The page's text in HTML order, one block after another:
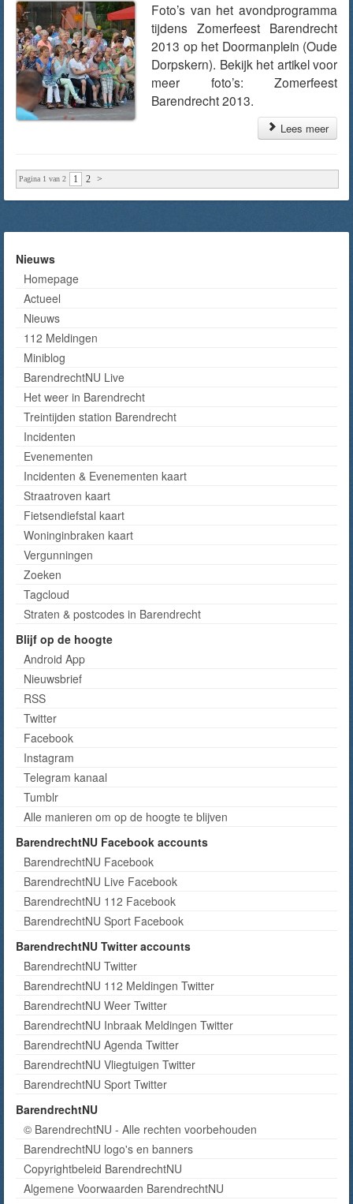
Foto’s van het avondprogramma
tijdens Zomerfeest Barendrecht
2013 op het Doormanplein (Oude
Dorpskern). Bekijk het artikel voor
meer foto’s: Zomerfeest
Barendrecht 2013.
Lees meer
Pagina 1 van 2 1 2 >
Nieuws
Homepage
Actueel
Nieuws
112 Meldingen
Miniblog
BarendrechtNU Live
Het weer in Barendrecht
Treintijden station Barendrecht
Incidenten
Evenementen
Incidenten & Evenementen kaart
Straatroven kaart
Fietsendiefstal kaart
Woninginbraken kaart
Vergunningen
Zoeken
Tagcloud
Straten & postcodes in Barendrecht
Blijf op de hoogte
Android App
Nieuwsbrief
RSS
Twitter
Facebook
Instagram
Telegram kanaal
Tumblr
Alle manieren om op de hoogte te blijven
BarendrechtNU Facebook accounts
BarendrechtNU Facebook
BarendrechtNU Live Facebook
BarendrechtNU 112 Facebook
BarendrechtNU Sport Facebook
BarendrechtNU Twitter accounts
BarendrechtNU Twitter
BarendrechtNU 112 Meldingen Twitter
BarendrechtNU Weer Twitter
BarendrechtNU Inbraak Meldingen Twitter
BarendrechtNU Agenda Twitter
BarendrechtNU Vliegtuigen Twitter
BarendrechtNU Sport Twitter
BarendrechtNU
© BarendrechtNU - Alle rechten voorbehouden
BarendrechtNU logo's en banners
Copyrightbeleid BarendrechtNU
Algemene Voorwaarden BarendrechtNU